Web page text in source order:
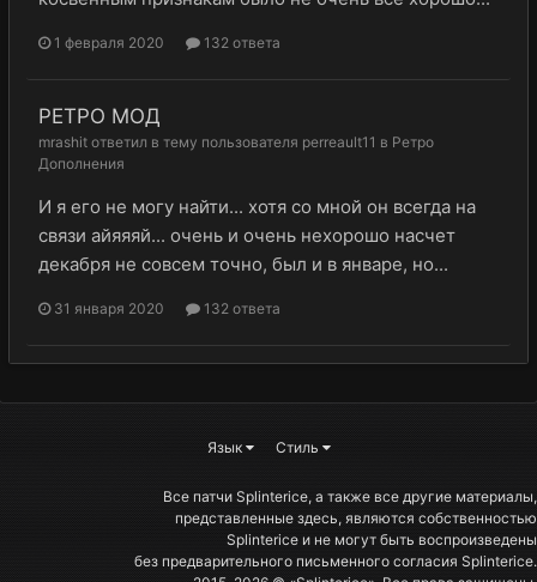
1 февраля 2020 132 ответа
РЕТРО МОД
mrashit ответил в тему пользователя perreault11 в Ретро
Дополнения
И я его не могу найти... хотя со мной он всегда на
связи айяяяй... очень и очень нехорошо насчет
декабря не совсем точно, был и в январе, но...
31 января 2020 132 ответа
Язык Стиль
Все патчи Splinterice, а также все другие материалы,
представленные здесь, являются собственностью
Splinterice и не могут быть воспроизведены
без предварительного письменного согласия Splinterice.